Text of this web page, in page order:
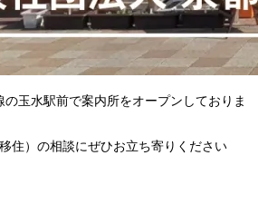
玉水駅前で案内所をオープンしておりま
住）の相談にぜひお立ち寄りください